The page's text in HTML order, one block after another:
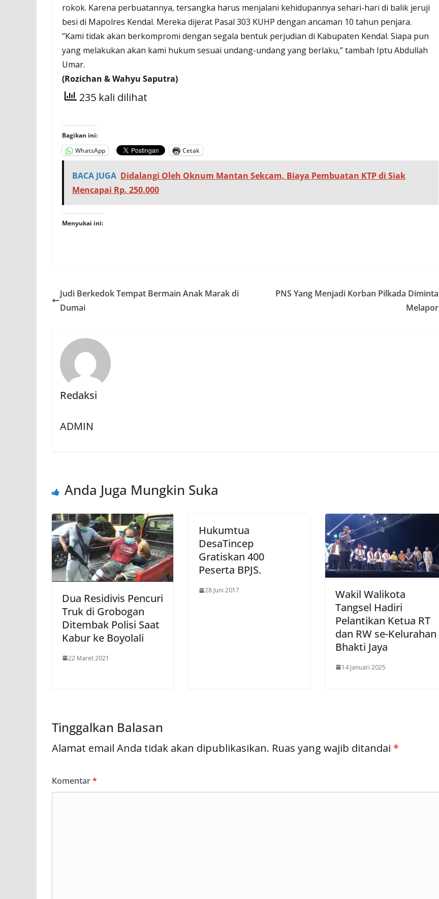
rokok. Karena perbuatannya, tersangka harus menjalani kehidupannya sehari-hari di balik jeruji
besi di Mapolres Kendal. Mereka dijerat Pasal 303 KUHP dengan ancaman 10 tahun penjara.
‘’Kami tidak akan berkompromi dengan segala bentuk perjudian di Kabupaten Kendal. Siapa pun
yang melakukan akan kami hukum sesuai undang-undang yang berlaku,” tambah Iptu Abdullah
Umar.
(Rozichan & Wahyu Saputra)
235 kali dilihat
Bagikan ini:
WhatsApp
Cetak
BACA JUGA Didalangi Oleh Oknum Mantan Sekcam, Biaya Pembuatan KTP di Siak
Mencapai Rp. 250.000
Menyukai ini:
Judi Berkedok Tempat Bermain Anak Marak di
Dumai
PNS Yang Menjadi Korban Pilkada Diminta
Melapor
Redaksi
ADMIN
Anda Juga Mungkin Suka
Dua Residivis Pencuri
Truk di Grobogan
Ditembak Polisi Saat
Kabur ke Boyolali
22 Maret 2021
Hukumtua
DesaTincep
Gratiskan 400
Peserta BPJS.
28 Juni 2017
Wakil Walikota
Tangsel Hadiri
Pelantikan Ketua RT
dan RW se-Kelurahan
Bhakti Jaya
14 Januari 2025
Tinggalkan Balasan
Alamat email Anda tidak akan dipublikasikan. Ruas yang wajib ditandai *
Komentar*